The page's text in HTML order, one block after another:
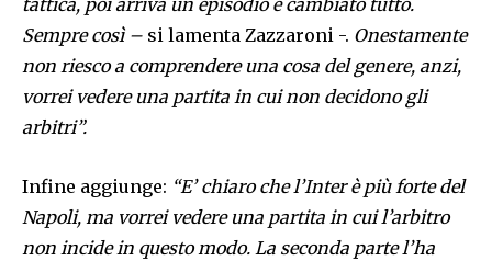
tattica, poi arriva un episodio e cambiato tutto.
Sempre così – si lamenta Zazzaroni -. Onestamente
non riesco a comprendere una cosa del genere, anzi,
vorrei vedere una partita in cui non decidono gli
arbitri”.
Infine aggiunge: “E’ chiaro che l’Inter è più forte del
Napoli, ma vorrei vedere una partita in cui l’arbitro
non incide in questo modo. La seconda parte l’ha